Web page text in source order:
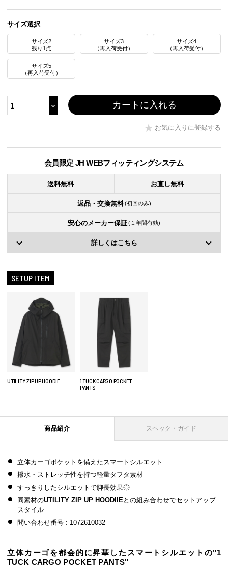
サイズ選択
サイズ2
残り1点
サイズ3
（再入荷受付）
サイズ4
（再入荷受付）
サイズ5
（再入荷受付）
お気に入りに登録する
カートに入れる
会員限定 JH WEBフィッティングシステム
送料無料 お直し無料
返品・交換無料 (初回のみ)
安心のメーカー保証(１年間有効)
詳しくはこちら
SETUP ITEM
UTILITY ZIP UP HOODIE
1 TUCK CARGO POCKET
PANTS
商品紹介 スペック・ガイド
立体カーゴポケットを備えたスマートシルエット
撥水・ストレッチ性を持つ軽量タフタ素材
すっきりしたシルエットで脚長効果◎
同素材のUTILITY ZIP UP HOODIIE との組み合わせでセットアップ
スタイル
問い合わせ番号 : 1072610032
立体カーゴを都会的に昇華したスマートシルエットの"1
TUCK CARGO POCKET PANTS"